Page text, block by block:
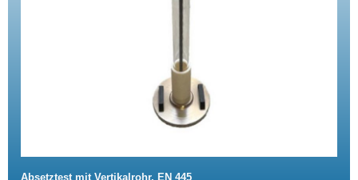
Absetztest mit Vertikalrohr, EN 445